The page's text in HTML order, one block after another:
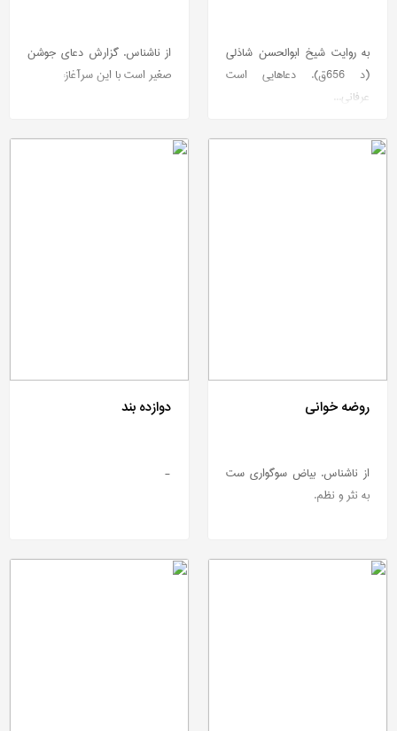
به روایت شیخ ابوالحسن شاذلی
(د 656ق). دعاهایی است
عرفانی...
از ناشناس. گزارش دعای جوشن
صغیر است با این سرآغاز:
روضه خوانی
از ناشناس. بیاض سوگواری ست
به نثر و نظم.
دوازده بند
-